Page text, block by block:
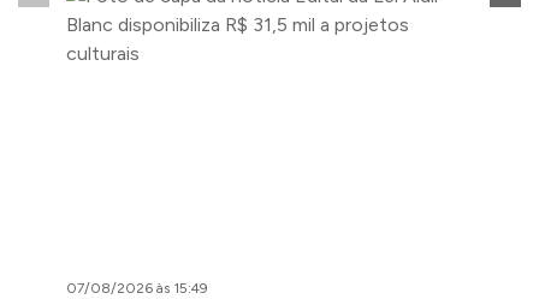
07/08/2026 às 15:49